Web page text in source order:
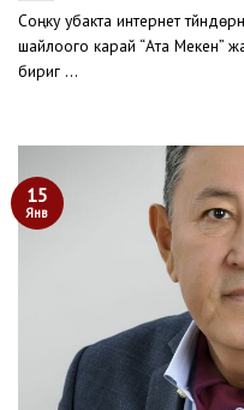
Соңку убакта интернет
шайлоого карай “Ата Мекен”
биригүү ...
15
Янв